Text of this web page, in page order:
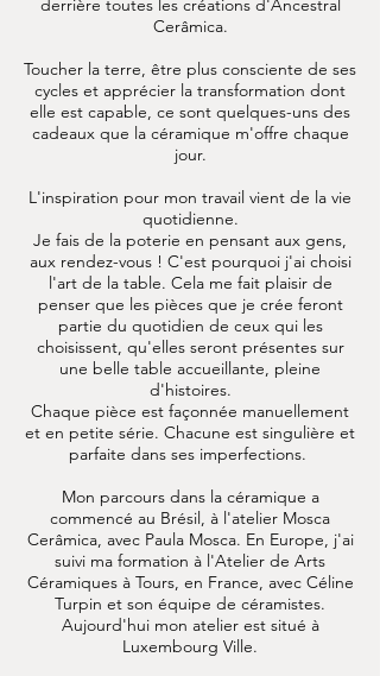
derrière toutes les créations d'Ancestral
Cerâmica.
Toucher la terre, être plus consciente de ses
cycles et apprécier la transformation dont
elle est capable, ce sont quelques-uns des
cadeaux que la céramique m'offre chaque
jour.
L'inspiration pour mon travail vient de la vie
quotidienne.
Je fais de la poterie en pensant aux gens,
aux rendez-vous ! C'est pourquoi j'ai choisi
l'art de la table. Cela me fait plaisir de
penser que les pièces que je crée feront
partie du quotidien de ceux qui les
choisissent, qu'elles seront présentes sur
une belle table accueillante, pleine
d'histoires.
Chaque pièce est façonnée manuellement
et en petite série. Chacune est singulière et
parfaite dans ses imperfections.
Mon parcours dans la céramique a
commencé au Brésil, à l'atelier Mosca
Cerâmica, avec Paula Mosca. En Europe, j'ai
suivi ma formation à l'Atelier de Arts
Céramiques à Tours, en France, avec Céline
Turpin et son équipe de céramistes.
Aujourd'hui mon atelier est situé à
Luxembourg Ville.